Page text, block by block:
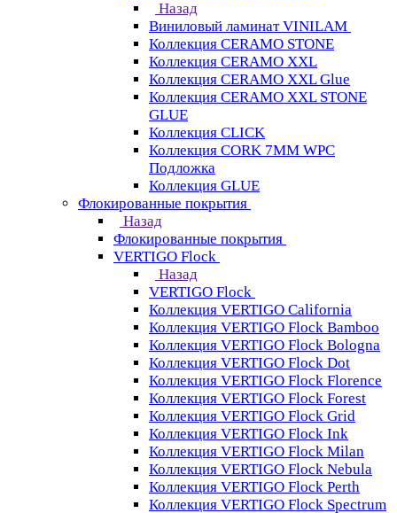
Назад
Виниловый ламинат VINILAM
Коллекция CERAMO STONE
Коллекция CERAMO XXL
Коллекция CERAMO XXL Glue
Коллекция CERAMO XXL STONE
GLUE
Коллекция CLICK
Коллекция CORK 7MM WPC
Подложка
Коллекция GLUE
Флокированные покрытия
Назад
Флокированные покрытия
VERTIGO Flock
Назад
VERTIGO Flock
Коллекция VERTIGO California
Коллекция VERTIGO Flock Bamboo
Коллекция VERTIGO Flock Bologna
Коллекция VERTIGO Flock Dot
Коллекция VERTIGO Flock Florence
Коллекция VERTIGO Flock Forest
Коллекция VERTIGO Flock Grid
Коллекция VERTIGO Flock Ink
Коллекция VERTIGO Flock Milan
Коллекция VERTIGO Flock Nebula
Коллекция VERTIGO Flock Perth
Коллекция VERTIGO Flock Spectrum